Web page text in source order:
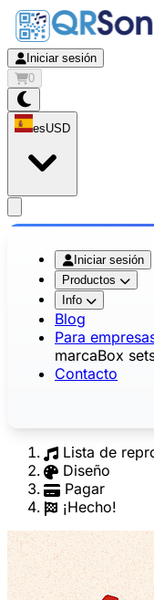
Iniciar sesión
0
esUSD
Iniciar sesión
Productos
Info
Blog
Para
marcaBox
Contacto
Lista de
Diseño
Pagar
¡Hecho!